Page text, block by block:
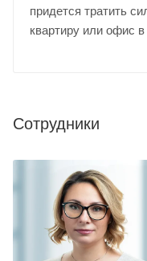
придется тратить
квартиру или офис в
Сотрудники